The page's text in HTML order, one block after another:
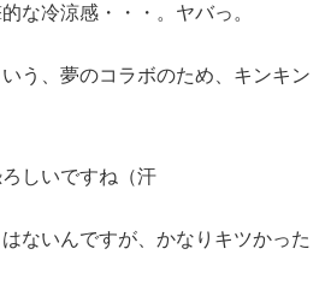
な冷涼感・・・。ヤバっ。
う、夢のコラボのため、キンキン
しいですね（汗
ないんですが、かなりキツかった